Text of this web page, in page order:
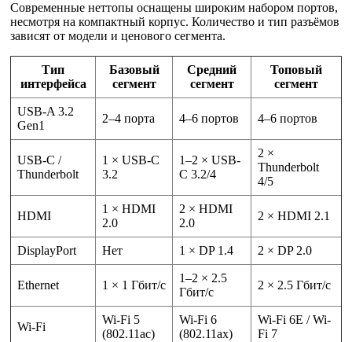
Современные неттопы оснащены широким набором портов,
несмотря на компактный корпус. Количество и тип разъёмов
зависят от модели и ценового сегмента.
Тип
интерфейса
Базовый
сегмент
Средний
сегмент
Топовый
сегмент
USB-A 3.2
Gen1
2–4 порта 4–6 портов 4–6 портов
USB-C /
Thunderbolt
1 × USB-C
3.2
1–2 × USB-
C 3.2/4
2 ×
Thunderbolt
4/5
HDMI
1 × HDMI
2.0
2 × HDMI
2.0
2 × HDMI 2.1
DisplayPort Нет 1 × DP 1.4 2 × DP 2.0
Ethernet 1 × 1 Гбит/с
1–2 × 2.5
Гбит/с
2 × 2.5 Гбит/с
Wi-Fi
Wi-Fi 5
(802.11ac)
Wi-Fi 6
(802.11ax)
Wi-Fi 6E / Wi-
Fi 7